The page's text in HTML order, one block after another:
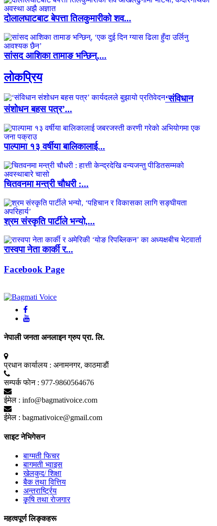
दोलालघाटबाट बेपत्ता तिलकुमारीको शव...
सांसद आशिका तामाङ भन्छिन्,...
लाेकप्रिय
‘संविधान
संशोधन बहस पत्र’...
पाल्पामा १३ वर्षीया बालिकालाई...
चितवनमा मन्त्री चौधरी :...
श्रम संस्कृति पार्टीले भन्यो,...
रास्वपा नेता कार्की र...
Facebook Page
नेपाली जनता अनलाइन ग्रुप प्रा. लि.
प्रधान कार्यालय : अनामनगर, काठमाडाैं
सम्पर्क फाेन : 977-9860564676
ईमेल : info@bagmativoice.com
ईमेल : bagmativoice@gmail.com
साइट नेभिगेसन
बाग्मती फिचर
बागमती भ्वाइस
खेलकुद/ शिक्षा
बैक तथा वित्तिय
अन्तरार्ष्ट्रिय
कृृषि तथा राेजगार
महत्वपूर्ण लिङ्कहरू